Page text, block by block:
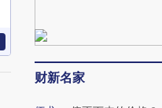
财新名家